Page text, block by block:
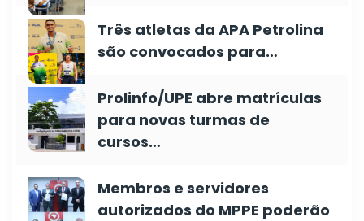
Três atletas da APA Petrolina
são convocados para…
Prolinfo/UPE abre matrículas
para novas turmas de
cursos…
Membros e servidores
autorizados do MPPE poderão